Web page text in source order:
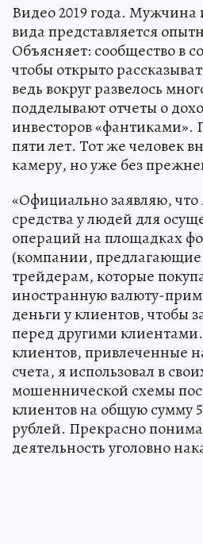
Видео 2019 года. Мужчина
вида представляется
Объясняет: сообщество в
чтобы открыто
ведь вокруг развелось
подделывают отчеты о
инвесторов «фантиками».
пяти лет. Тот же человек
камеру, но уже без
«Официально заявляю,
средства у людей для
операций на площадках
(компании,
трейдерам, которые
иностранную валюту-
деньги у клиентов, чтобы
перед другими
клиентов, привлеченные
счета, я использовал в
мошеннической схемы
клиентов на общую сумму
рублей. Прекрасно
деятельность уголовно